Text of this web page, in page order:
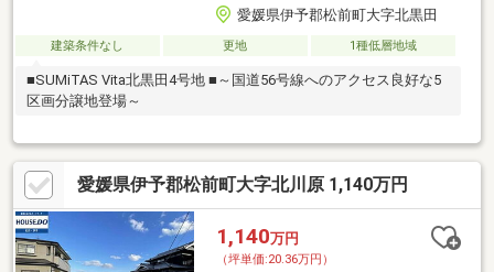
愛媛県伊予郡松前町大字北黒田
建築条件なし 更地 1種低層地域
■SUMiTAS Vita北黒田4号地 ■～国道56号線へのアクセス良好な5
区画分譲地登場～
愛媛県伊予郡松前町大字北川原 1,140万円
1,140万円
（坪単価:20.36万円）